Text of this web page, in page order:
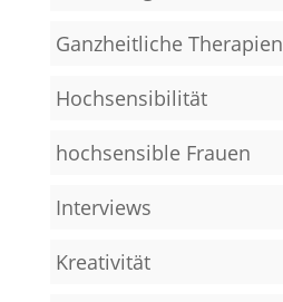
Ganzheitliche Therapien
Hochsensibilität
hochsensible Frauen
Interviews
Kreativität